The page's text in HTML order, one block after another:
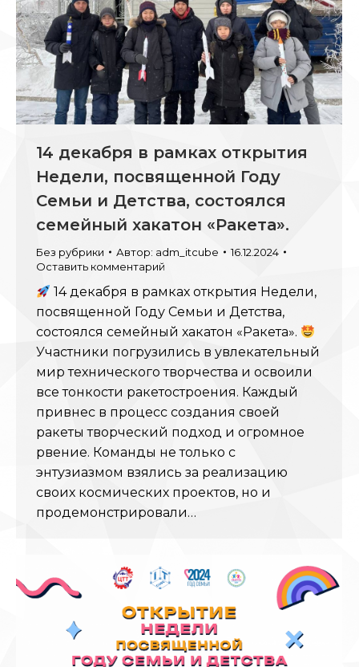
14 декабря в рамках открытия
Недели, посвященной Году
Семьи и Детства, состоялся
семейный хакатон «Ракета».
Без рубрики Автор: adm_itcube
16.12.2024
Оставить комментарий
14 декабря в рамках открытия Недели,
посвященной Году Семьи и Детства,
состоялся семейный хакатон «Ракета».
Участники погрузились в увлекательный
мир технического творчества и освоили
все тонкости ракетостроения. Каждый
привнес в процесс создания своей
ракеты творческий подход и огромное
рвение. Команды не только с
энтузиазмом взялись за реализацию
своих космических проектов, но и
продемонстрировали…